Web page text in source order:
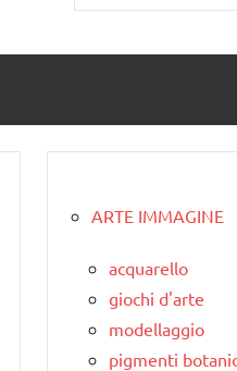
per:
ARTE IMMAGINE
acquarello
giochi d'arte
modellaggio
pigmenti